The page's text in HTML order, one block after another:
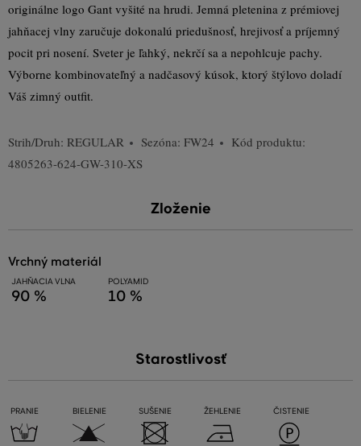
originálne logo Gant vyšité na hrudi. Jemná pletenina z prémiovej
jahňacej vlny zaručuje dokonalú priedušnosť, hrejivosť a príjemný
pocit pri nosení. Sveter je ľahký, nekrčí sa a nepohlcuje pachy.
Výborne kombinovateľný a nadčasový kúsok, ktorý štýlovo doladí
Váš zimný outfit.
Strih/Druh: REGULAR Sezóna: FW24
Kód produktu:
4805263-624-GW-310-XS
Zloženie
vrchný materiál
JAHŇACIA VLNA
90 %
POLYAMID
10 %
Starostlivosť
PRANIE BIELENIE SUŠENIE ŽEHLENIE ČISTENIE